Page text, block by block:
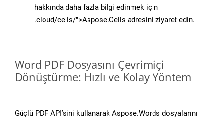
hakkında daha fazla bilgi edinmek için
.cloud/cells/">Aspose.Cells adresini ziyaret edin.
Word PDF Dosyasını Çevrimiçi
Dönüştürme: Hızlı ve Kolay Yöntem
Güçlü PDF API’sini kullanarak Aspose.Words dosyalarını